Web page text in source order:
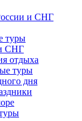
и СНГ
туры
СНГ
отдыха
туры
дня